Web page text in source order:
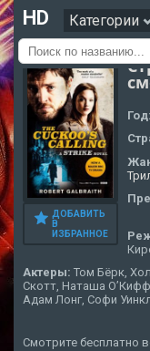
HD Категории
ДОБАВИТЬ
В
ИЗБРАННОЕ
Год:
Актеры: Том Бёрк,
Скотт, Наташа
Адам Лонг, Софи
Смотрите бесплатно